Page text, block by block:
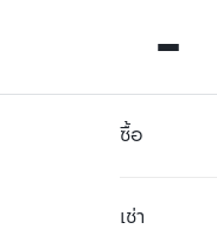
ซื้อ
เช่า